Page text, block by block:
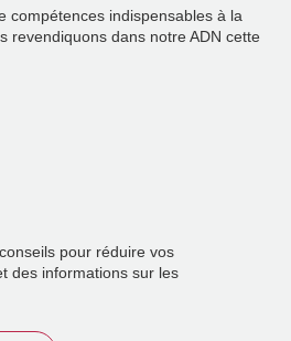
compétences indispensables à la
revendiquons dans notre ADN cette
pour réduire vos
des informations sur les